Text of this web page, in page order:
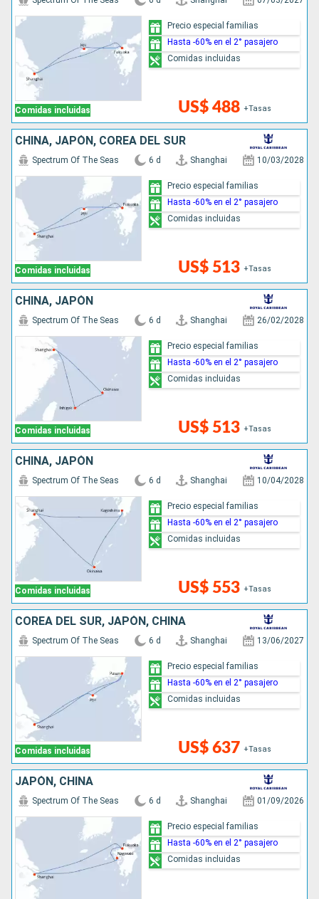
Comidas incluidas US$ 488 +Tasas
Precio especial familias
Hasta -60% en el 2° pasajero
Comidas incluidas
CHINA, JAPÓN, COREA DEL SUR
Comidas incluidas
Spectrum Of The Seas 6 d Shanghai 10/03/2028
US$ 513 +Tasas
Precio especial familias
Hasta -60% en el 2° pasajero
Comidas incluidas
CHINA, JAPÓN
Comidas incluidas
Spectrum Of The Seas 6 d Shanghai 26/02/2028
US$ 513 +Tasas
Precio especial familias
Hasta -60% en el 2° pasajero
Comidas incluidas
CHINA, JAPÓN
Comidas incluidas
Spectrum Of The Seas 6 d Shanghai 10/04/2028
US$ 553 +Tasas
Precio especial familias
Hasta -60% en el 2° pasajero
Comidas incluidas
COREA DEL SUR, JAPÓN, CHINA
Comidas incluidas
Spectrum Of The Seas 6 d Shanghai 13/06/2027
US$ 637 +Tasas
Precio especial familias
Hasta -60% en el 2° pasajero
Comidas incluidas
JAPÓN, CHINA
Spectrum Of The Seas 6 d Shanghai 01/09/2026
Precio especial familias
Hasta -60% en el 2° pasajero
Comidas incluidas